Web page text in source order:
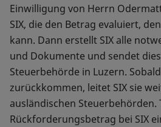
Einwilligung von Herrn
SIX, die den Betrag evaluiert,
kann. Dann erstellt SIX alle
und Dokumente und sendet
Steuerbehörde in Luzern.
zurückkommen, leitet SIX sie
ausländischen
Rückforderungsbetrag bei SIX